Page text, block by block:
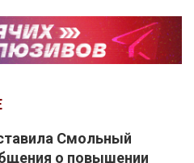
Смольный
о повышении